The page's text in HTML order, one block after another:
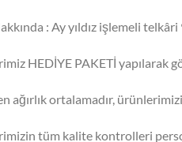
: Ay yıldız işlemeli
HEDİYE PAKETİ yapılarak
ağırlık ortalamadır,
tüm kalite kontrolleri